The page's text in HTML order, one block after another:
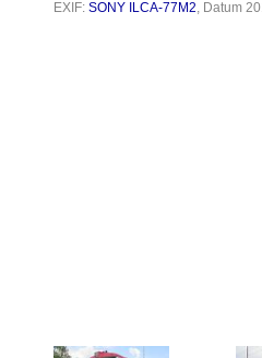
EXIF: SONY ILCA-77M2, Datum